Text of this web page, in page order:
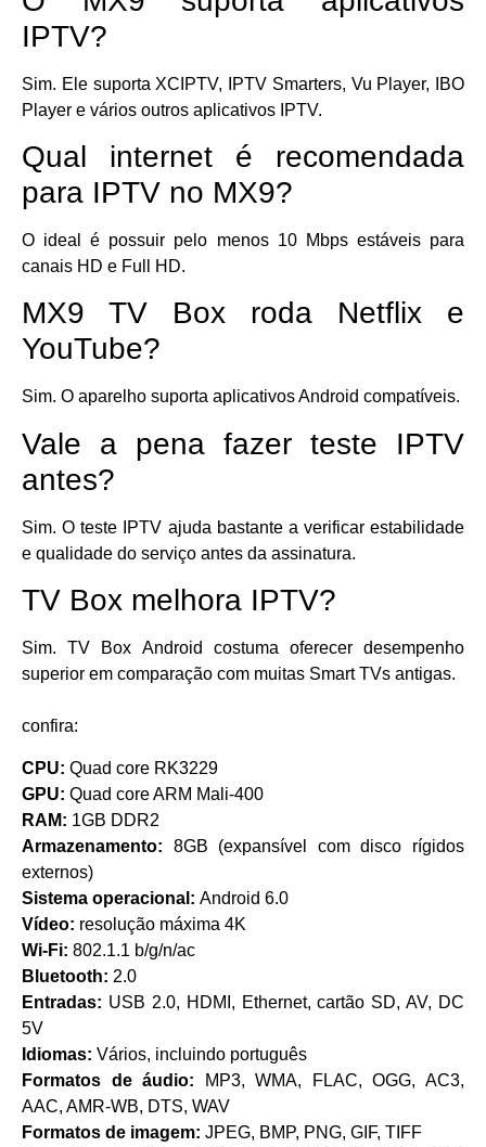
IPTV?
Sim. Ele suporta XCIPTV, IPTV Smarters, Vu Player, IBO
Player e vários outros aplicativos IPTV.
Qual internet é recomendada
para IPTV no MX9?
O ideal é possuir pelo menos 10 Mbps estáveis para
canais HD e Full HD.
MX9 TV Box roda Netflix e
YouTube?
Sim. O aparelho suporta aplicativos Android compatíveis.
Vale a pena fazer teste IPTV
antes?
Sim. O teste IPTV ajuda bastante a verificar estabilidade
e qualidade do serviço antes da assinatura.
TV Box melhora IPTV?
Sim. TV Box Android costuma oferecer desempenho
superior em comparação com muitas Smart TVs antigas.
confira:
CPU: Quad core RK3229
GPU: Quad core ARM Mali-400
RAM: 1GB DDR2
Armazenamento: 8GB (expansível com disco rígidos
externos)
Sistema operacional: Android 6.0
Vídeo: resolução máxima 4K
Wi-Fi: 802.1.1 b/g/n/ac
Bluetooth: 2.0
Entradas: USB 2.0, HDMI, Ethernet, cartão SD, AV, DC
5V
Idiomas: Vários, incluindo português
Formatos de áudio: MP3, WMA, FLAC, OGG, AC3,
AAC, AMR-WB, DTS, WAV
Formatos de imagem: JPEG, BMP, PNG, GIF, TIFF